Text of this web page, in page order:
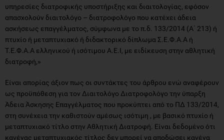
υπηρεσίες διατροφικής υποστήριξης και διαιτολογίας, εφόσον
απασχολούν διαιτολόγο – διατροφολόγο που κατέχει άδεια
ασκήσεως επαγγέλματος, σύμφωνα με το π.δ. 133/2014 (Α΄ 213) ή
πτυχίο ή μεταπτυχιακό ή διδακτορικό δίπλωμα Σ.Ε.Φ.Α.Α ή
Τ.Ε.Φ.Α.Α ελληνικού ή ισότιμου Α.Ε.Ι, με ειδίκευση στην αθλητική
διατροφή,»
Είναι απορίας άξιον πως οι συντάκτες του άρθρου ενώ αναφέρουν
ως προϋπόθεση για τον Διαιτολόγο Διατροφολόγο την ύπαρξη
Άδεια Άσκησης Επαγγέλματος που προκύπτει από το ΠΔ 133/2014,
στη συνέχεια την καθιστούν αμέσως ισότιμη , με βασικό πτυχίο ή
μεταπτυχιακό τίτλο στην Αθλητική Διατροφή. Είναι δεδομένο ότι
κανένας μεταπτυχιακός τίτλος δεν μπορεί να αποδώσει κανένα